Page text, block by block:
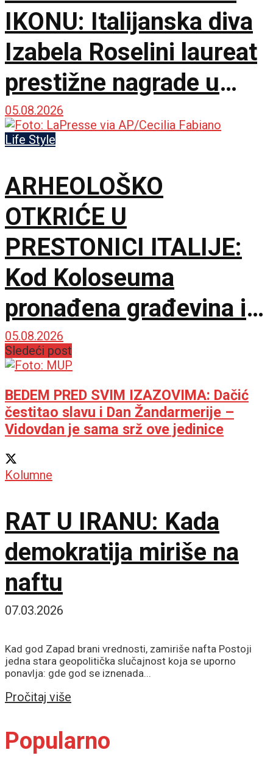
IKONU: Italijanska diva
Izabela Roselini laureat
prestižne nagrade u
Švajcarskoj
05.08.2026
Life Style
ARHEOLOŠKO
OTKRIĆE U
PRESTONICI ITALIJE:
Kod Koloseuma
pronađena građevina iz
drugog veka sa
mozaicima i freskama
05.08.2026
Sledeći post
BEDEM PRED SVIM IZAZOVIMA: Dačić
čestitao slavu i Dan Žandarmerije –
Vidovdan je sama srž ove jedinice
Kolumne
RAT U IRANU: Kada
demokratija miriše na
naftu
07.03.2026
Kad god Zapad brani vrednosti, zamiriše nafta Postoji
jedna stara geopolitička slučajnost koja se uporno
ponavlja: gde god se iznenada...
Pročitaj više
Popularno